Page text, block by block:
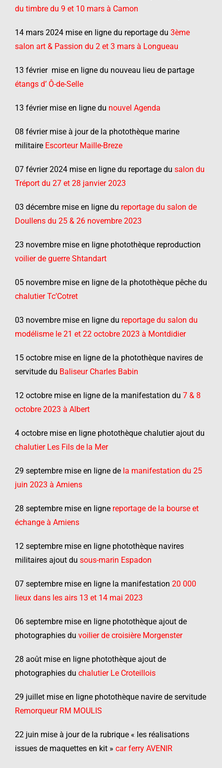
du timbre du 9 et 10 mars à Camon
14 mars 2024 mise en ligne du reportage du 3ème
salon art & Passion du 2 et 3 mars à Longueau
13 février mise en ligne du nouveau lieu de partage
étangs d’ Ô-de-Selle
13 février mise en ligne du nouvel Agenda
08 février mise à jour de la photothèque marine
militaire Escorteur Maille-Breze
07 février 2024 mise en ligne du reportage du salon du
Tréport du 27 et 28 janvier 2023
03 décembre mise en ligne du reportage du salon de
Doullens du 25 & 26 novembre 2023
23 novembre mise en ligne photothèque reproduction
voilier de guerre Shtandart
05 novembre mise en ligne de la photothèque pêche du
chalutier Tc’Cotret
03 novembre mise en ligne du reportage du salon du
modélisme le 21 et 22 octobre 2023 à Montdidier
15 octobre mise en ligne de la photothèque navires de
servitude du Baliseur Charles Babin
12 octobre mise en ligne de la manifestation du 7 & 8
octobre 2023 à Albert
4 octobre mise en ligne photothèque chalutier ajout du
chalutier Les Fils de la Mer
29 septembre mise en ligne de la manifestation du 25
juin 2023 à Amiens
28 septembre mise en ligne reportage de la bourse et
échange à Amiens
12 septembre mise en ligne photothèque navires
militaires ajout du sous-marin Espadon
07 septembre mise en ligne la manifestation 20 000
lieux dans les airs 13 et 14 mai 2023
06 septembre mise en ligne photothèque ajout de
photographies du voilier de croisière Morgenster
28 août mise en ligne photothèque ajout de
photographies du chalutier Le Croteillois
29 juillet mise en ligne photothèque navire de servitude
Remorqueur RM MOULIS
22 juin mise à jour de la rubrique « les réalisations
issues de maquettes en kit » car ferry AVENIR